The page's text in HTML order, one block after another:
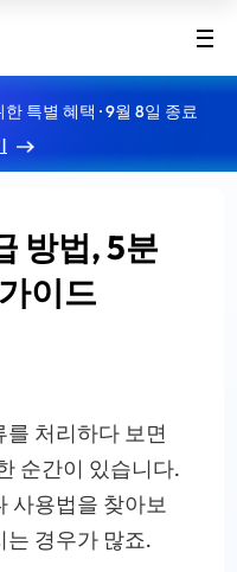
특별 혜택 · 9월 8일 종료
방법, 5분
이드
처리하다 보면
순간이 있습니다.
사용법을 찾아보
는 경우가 많죠.